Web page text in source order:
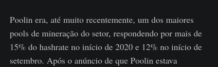
Poolin era, até muito recentemente, um dos maiores
pools de mineração do setor, respondendo por mais de
15% do hashrate no início de 2020 e 12% no início de
setembro. Após o anúncio de que Poolin estava